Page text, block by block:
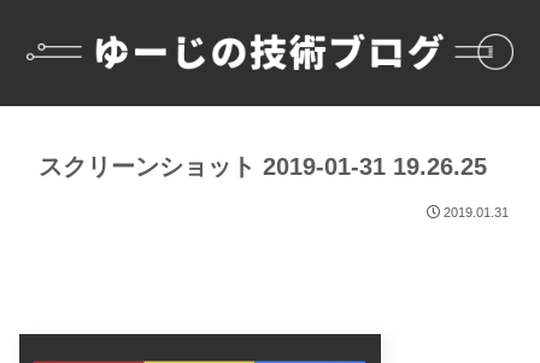
スクリーンショット 2019-01-31 19.26.25
2019.01.31